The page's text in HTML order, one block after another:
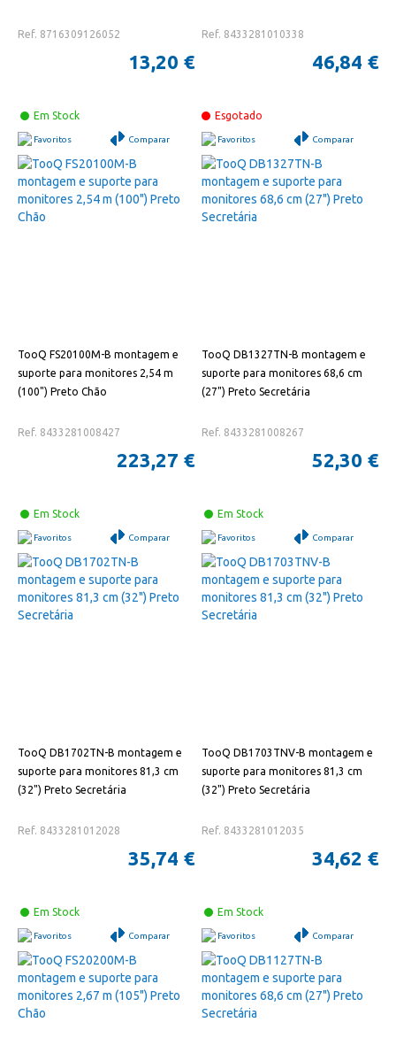
Ref. 8716309126052
13,20 €
Em Stock
Favoritos Comparar
Ref. 8433281010338
46,84 €
Esgotado
Favoritos Comparar
TooQ FS20100M-B montagem e
suporte para monitores 2,54 m
(100") Preto Chão
Ref. 8433281008427
223,27 €
Em Stock
Favoritos Comparar
TooQ DB1327TN-B montagem e
suporte para monitores 68,6 cm
(27") Preto Secretária
Ref. 8433281008267
52,30 €
Em Stock
Favoritos Comparar
TooQ DB1702TN-B montagem e
suporte para monitores 81,3 cm
(32") Preto Secretária
Ref. 8433281012028
35,74 €
Em Stock
Favoritos Comparar
TooQ DB1703TNV-B montagem e
suporte para monitores 81,3 cm
(32") Preto Secretária
Ref. 8433281012035
34,62 €
Em Stock
Favoritos Comparar